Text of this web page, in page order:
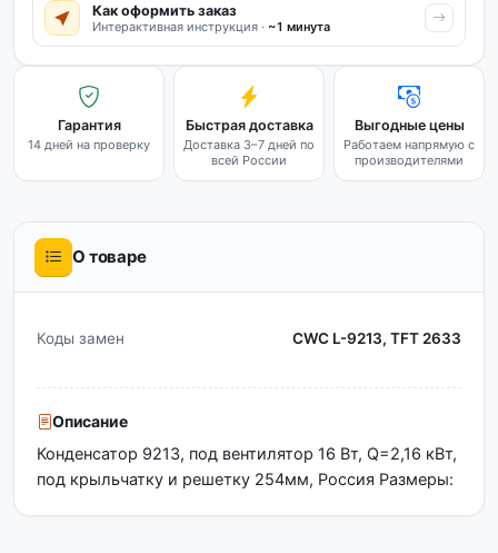
Как оформить заказ
Интерактивная инструкция · ~1 минута
Гарантия
14 дней на проверку
Быстрая доставка
Доставка 3–7 дней по
всей России
Выгодные цены
Работаем напрямую с
производителями
О товаре
Коды замен CWC L-9213, TFT 2633
Описание
Конденсатор 9213, под вентилятор 16 Вт, Q=2,16 кВт,
под крыльчатку и решетку 254мм, Россия Размеры: